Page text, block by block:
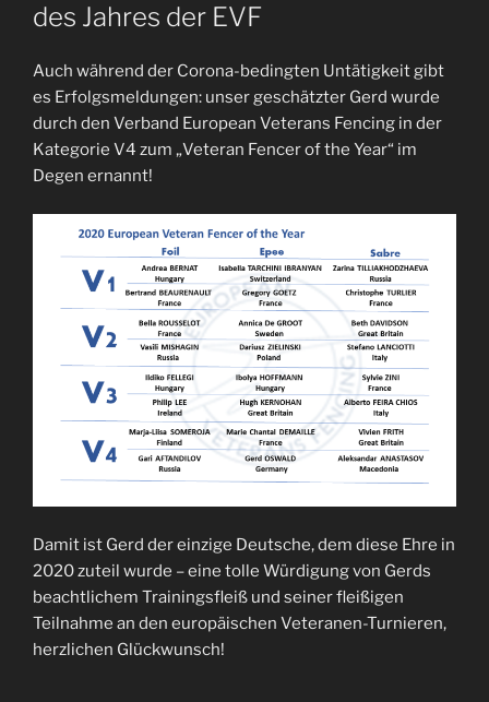
des Jahres der EVF
Auch während der Corona-bedingten Untätigkeit gibt
es Erfolgsmeldungen: unser geschätzter Gerd wurde
durch den Verband European Veterans Fencing in der
Kategorie V4 zum „Veteran Fencer of the Year“ im
Degen ernannt!
Damit ist Gerd der einzige Deutsche, dem diese Ehre in
2020 zuteil wurde – eine tolle Würdigung von Gerds
beachtlichem Trainingsfleiß und seiner fleißigen
Teilnahme an den europäischen Veteranen-Turnieren,
herzlichen Glückwunsch!